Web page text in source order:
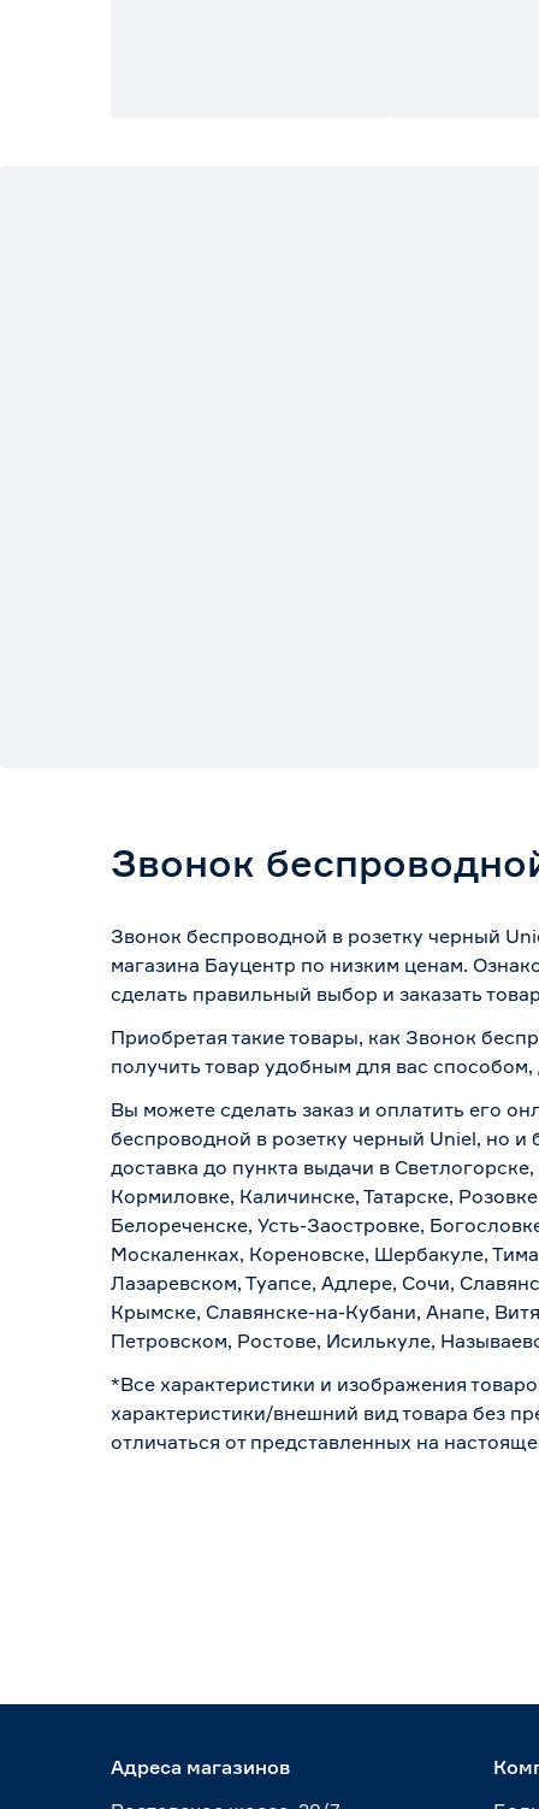
Звонок
Звонок беспроводной в розетку черный
магазина Бауцентр по низким ценам.
сделать правильный выбор и заказать
Приобретая такие товары, как Звонок
получить товар удобным для вас
Вы можете сделать заказ и оплатить его
беспроводной в розетку черный Uniel, но
доставка до пункта выдачи в
Кормиловке, Каличинске, Татарске,
Белореченске, Усть-Заостровке,
Москаленках, Кореновске, Шербакуле,
Лазаревском, Туапсе, Адлере, Сочи,
Крымске, Славянске-на-Кубани, Анапе,
Петровском, Ростове, Исилькуле,
*Все характеристики и изображения
характеристики/внешний вид товара без
отличаться от представленных на
Адреса магазинов